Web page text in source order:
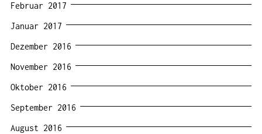
Februar 2017
Januar 2017
Dezember 2016
November 2016
Oktober 2016
September 2016
August 2016